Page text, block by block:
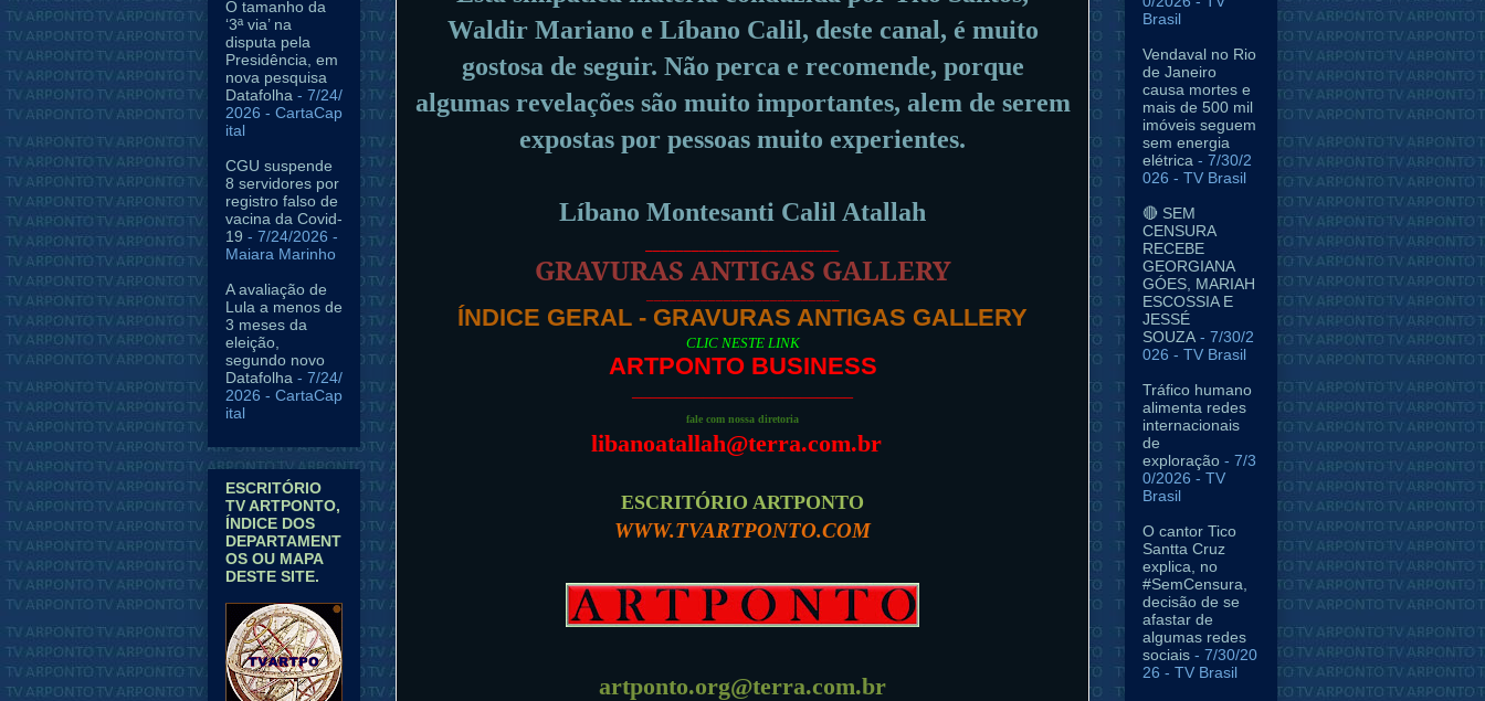
Waldir Mariano e Líbano Calil, deste canal, é muito
gostosa de seguir. Não perca e recomende, porque
algumas revelações são muito importantes, alem de serem
expostas por pessoas muito experientes.
Líbano Montesanti Calil Atallah
GRAVURAS ANTIGAS GALLERY
ÍNDICE GERAL - GRAVURAS ANTIGAS GALLERY
CLIC NESTE LINK
ARTPONTO BUSINESS
fale com nossa diretoria
libanoatallah@terra.com.br
ESCRITÓRIO ARTPONTO
WWW.TVARTPONTO.COM
artponto.org@terra.com.br
O tamanho da
‘3ª via’ na
disputa pela
Presidência, em
nova pesquisa
Datafolha - 7/24/
2026 - CartaCap
ital
CGU suspende
8 servidores por
registro falso de
vacina da Covid-
19 - 7/24/2026 -
Maiara Marinho
A avaliação de
Lula a menos de
3 meses da
eleição,
segundo novo
Datafolha - 7/24/
2026 - CartaCap
ital
ESCRITÓRIO
TV ARTPONTO,
ÍNDICE DOS
DEPARTAMENT
OS OU MAPA
DESTE SITE.
Brasil
Vendaval no Rio
de Janeiro
causa mortes e
mais de 500 mil
imóveis seguem
sem energia
elétrica - 7/30/2
026 - TV Brasil
🔴 SEM
CENSURA
RECEBE
GEORGIANA
GÓES, MARIAH
ESCOSSIA E
JESSÉ
SOUZA - 7/30/2
026 - TV Brasil
Tráfico humano
alimenta redes
internacionais
de
exploração - 7/3
0/2026 - TV
Brasil
O cantor Tico
Santta Cruz
explica, no
#SemCensura,
decisão de se
afastar de
algumas redes
sociais - 7/30/20
26 - TV Brasil